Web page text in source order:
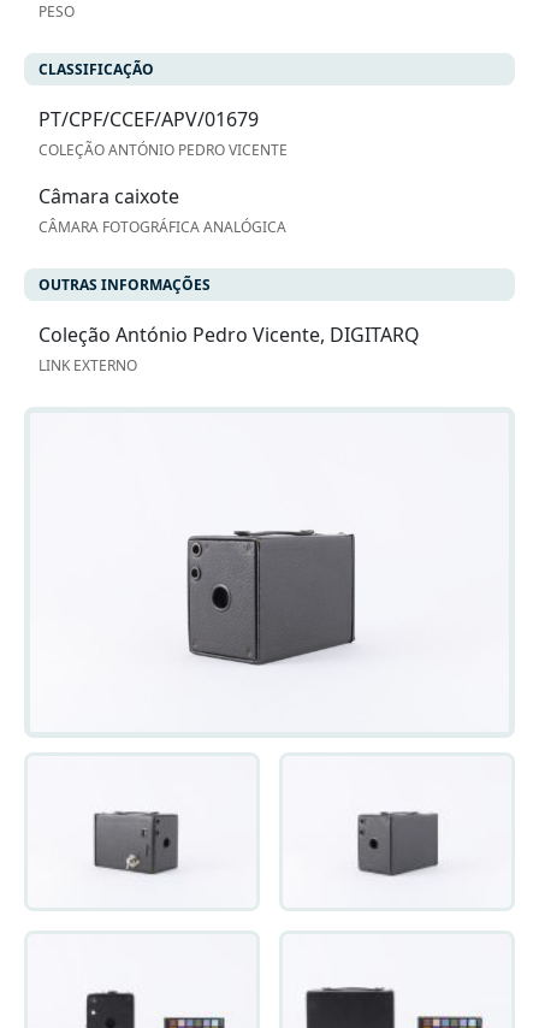
PESO
CLASSIFICAÇÃO
PT/CPF/CCEF/APV/01679
COLEÇÃO ANTÓNIO PEDRO VICENTE
Câmara caixote
CÂMARA FOTOGRÁFICA ANALÓGICA
OUTRAS INFORMAÇÕES
Coleção António Pedro Vicente, DIGITARQ
LINK EXTERNO